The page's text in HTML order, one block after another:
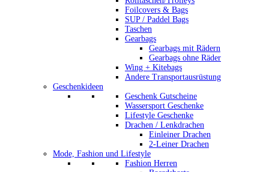
Foilcovers & Bags
SUP / Paddel Bags
Taschen
Gearbags
Gearbags mit Rädern
Gearbags ohne Räder
Wing + Kitebags
Andere Transportausrüstung
Geschenkideen
Geschenk Gutscheine
Wassersport Geschenke
Lifestyle Geschenke
Drachen / Lenkdrachen
Einleiner Drachen
2-Leiner Drachen
Mode, Fashion und Lifestyle
Fashion Herren